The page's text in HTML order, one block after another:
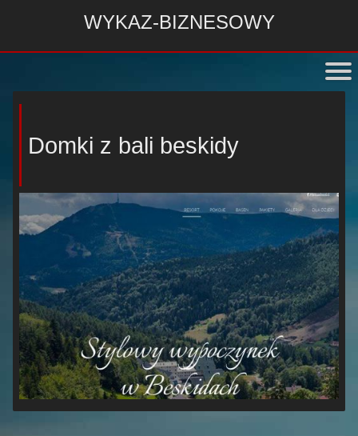
WYKAZ-BIZNESOWY
Domki z bali beskidy